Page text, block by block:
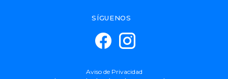
SÍGUENOS
Aviso de Privacidad